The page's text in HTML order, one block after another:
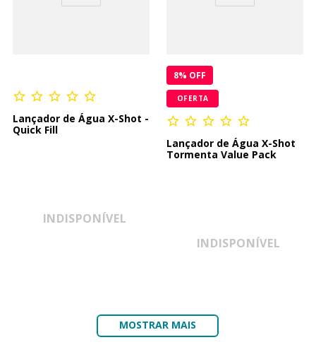
Lançador de Água X-Shot -
Quick Fill
INDISPONÍVEL
8% OFF
OFERTA
Lançador de Água X-Shot
Tormenta Value Pack
INDISPONÍVEL
MOSTRAR MAIS